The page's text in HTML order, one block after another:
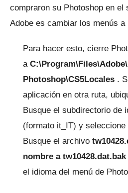
compraron su Photoshop en el
Adobe es cambiar los menús a
Para hacer esto, cierre
a
Photoshop\CS5Locales .
aplicación en otra ruta,
Busque el subdirectorio de
(formato it_IT) y seleccione
Busque el archivo
nombre a tw10428.dat.bak
el idioma del menú de